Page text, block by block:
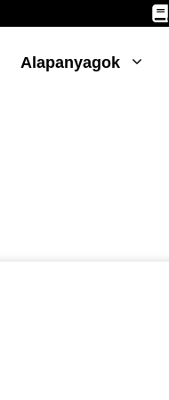
Alapanyagok